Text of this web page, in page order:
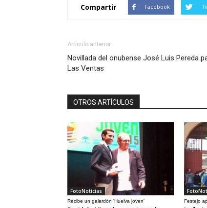
Compartir Facebook
Artículo anterior
Novillada del onubense José Luis Pereda
Las Ventas
OTROS ARTÍCULOS
FotoNoticias
Recibe un galardón 'Huelva joven' Festejo